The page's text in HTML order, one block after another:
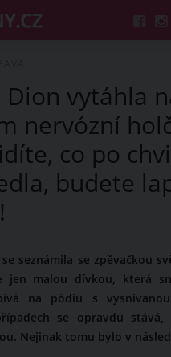
Dion vytáhla
nervózní
co po
budete
seznámila se zpěvačkou
jen malou dívkou, která
na pódiu s
se opravdu
Nejinak tomu bylo v